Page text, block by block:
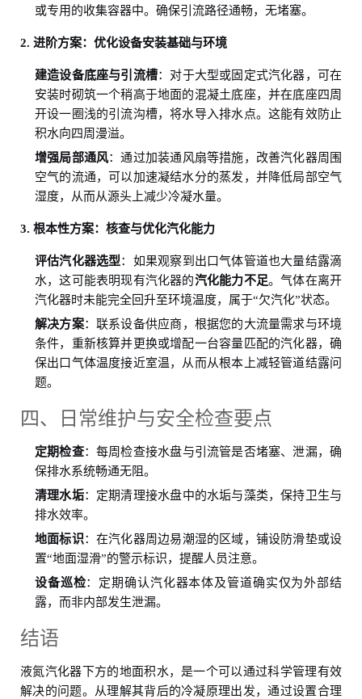
或专用的收集容器中。确保引流路径通畅，无堵塞。
2. 进阶方案：优化设备安装基础与环境
建造设备底座与引流槽：对于大型或固定式汽化器，可在
安装时砌筑一个稍高于地面的混凝土底座，并在底座四周
开设一圈浅的引流沟槽，将水导入排水点。这能有效防止
积水向四周漫溢。
增强局部通风：通过加装通风扇等措施，改善汽化器周围
空气的流通，可以加速凝结水分的蒸发，并降低局部空气
湿度，从而从源头上减少冷凝水量。
3. 根本性方案：核查与优化汽化能力
评估汽化器选型：如果观察到出口气体管道也大量结露滴
水，这可能表明现有汽化器的汽化能力不足。气体在离开
汽化器时未能完全回升至环境温度，属于“欠汽化”状态。
解决方案：联系设备供应商，根据您的大流量需求与环境
条件，重新核算并更换或增配一台容量匹配的汽化器，确
保出口气体温度接近室温，从而从根本上减轻管道结露问
题。
四、日常维护与安全检查要点
定期检查：每周检查接水盘与引流管是否堵塞、泄漏，确
保排水系统畅通无阻。
清理水垢：定期清理接水盘中的水垢与藻类，保持卫生与
排水效率。
地面标识：在汽化器周边易潮湿的区域，铺设防滑垫或设
置“地面湿滑”的警示标识，提醒人员注意。
设备巡检：定期确认汽化器本体及管道确实仅为外部结
露，而非内部发生泄漏。
结语
液氮汽化器下方的地面积水，是一个可以通过科学管理有效
解决的问题。从理解其背后的冷凝原理出发，通过设置合理